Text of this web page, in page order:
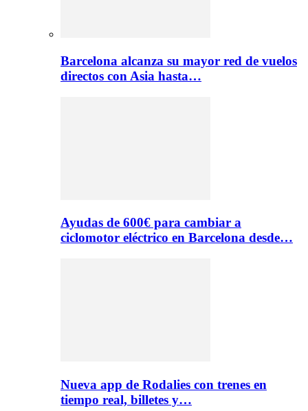
Barcelona alcanza su mayor red de vuelos
directos con Asia hasta…
Ayudas de 600€ para cambiar a
ciclomotor eléctrico en Barcelona desde…
Nueva app de Rodalies con trenes en
tiempo real, billetes y…